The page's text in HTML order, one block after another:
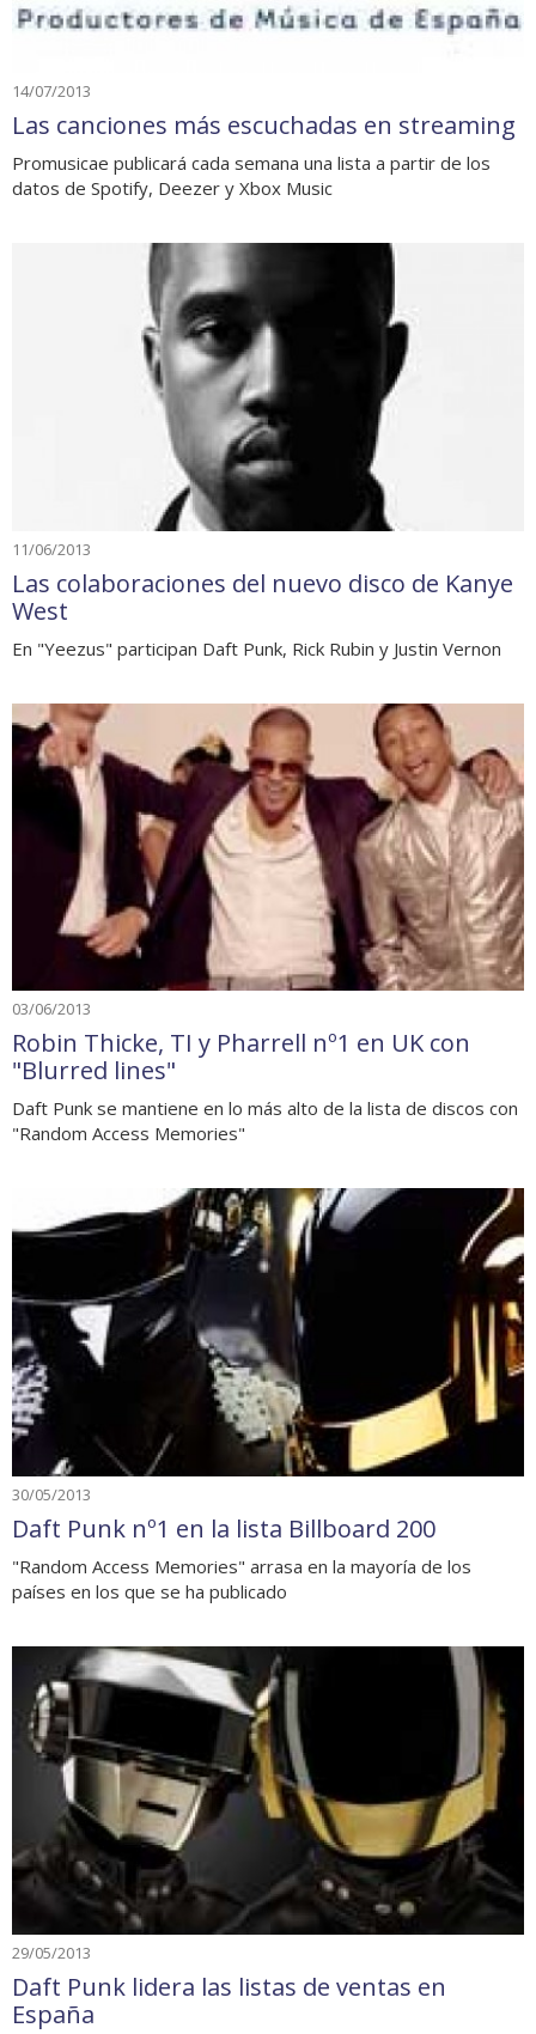
14/07/2013
Las canciones más escuchadas en streaming
Promusicae publicará cada semana una lista a partir de los
datos de Spotify, Deezer y Xbox Music
11/06/2013
Las colaboraciones del nuevo disco de Kanye
West
En "Yeezus" participan Daft Punk, Rick Rubin y Justin Vernon
03/06/2013
Robin Thicke, TI y Pharrell nº1 en UK con
"Blurred lines"
Daft Punk se mantiene en lo más alto de la lista de discos con
"Random Access Memories"
30/05/2013
Daft Punk nº1 en la lista Billboard 200
"Random Access Memories" arrasa en la mayoría de los
países en los que se ha publicado
29/05/2013
Daft Punk lidera las listas de ventas en
España